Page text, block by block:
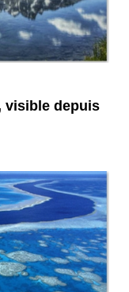
visible depuis